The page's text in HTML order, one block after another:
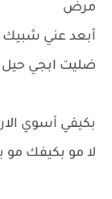
مرض
أبعد عني
ضليت ابجي حيل
بكيفي أسوي
لا مو بكيفك مو